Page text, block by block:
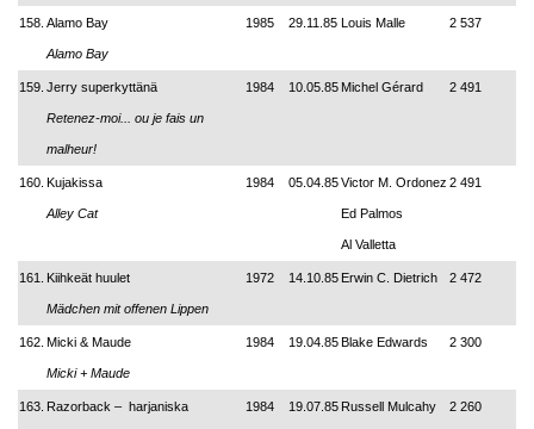
158. Alamo Bay
Alamo Bay
1985 29.11.85 Louis Malle 2 537
159. Jerry superkyttänä
Retenez-moi... ou je fais un
malheur!
1984 10.05.85 Michel Gérard 2 491
160. Kujakissa
Alley Cat
1984 05.04.85Victor M. Ordonez
Ed Palmos
Al Valletta
2 491
161. Kiihkeät huulet
Mädchen mit offenen Lippen
1972 14.10.85 Erwin C. Dietrich 2 472
162. Micki & Maude
Micki + Maude
1984 19.04.85Blake Edwards 2 300
163. Razorback – harjaniska 1984 19.07.85 Russell Mulcahy 2 260